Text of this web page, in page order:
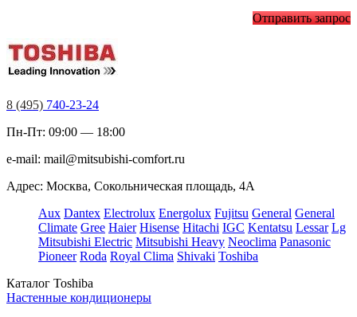
Отправить запрос
8 (495) 740-23-24
Пн-Пт: 09:00 — 18:00
e-mail: mail@mitsubishi-comfort.ru
Адрес: Москва, Сокольническая площадь, 4А
Aux Dantex Electrolux Energolux Fujitsu General General
Climate Gree Haier Hisense Hitachi IGC Kentatsu Lessar Lg
Mitsubishi Electric Mitsubishi Heavy Neoclima Panasonic
Pioneer Roda Royal Clima Shivaki Toshiba
Каталог Toshiba
Настенные кондиционеры